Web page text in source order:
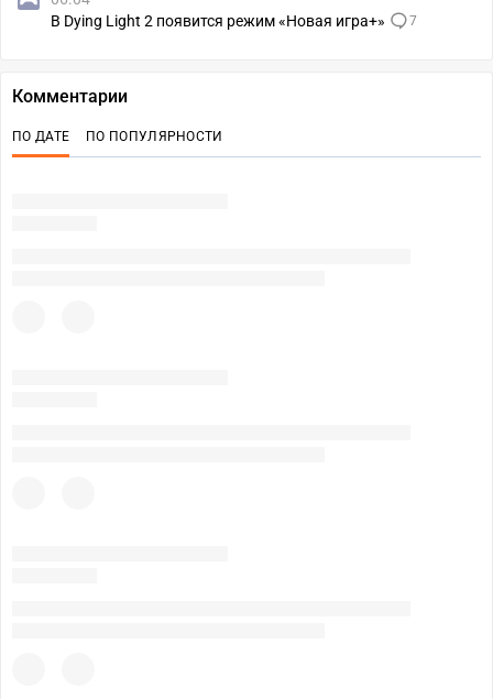
В Dying Light 2 появится режим «Новая игра+»
7
Комментарии
ПО ДАТЕ ПО ПОПУЛЯРНОСТИ